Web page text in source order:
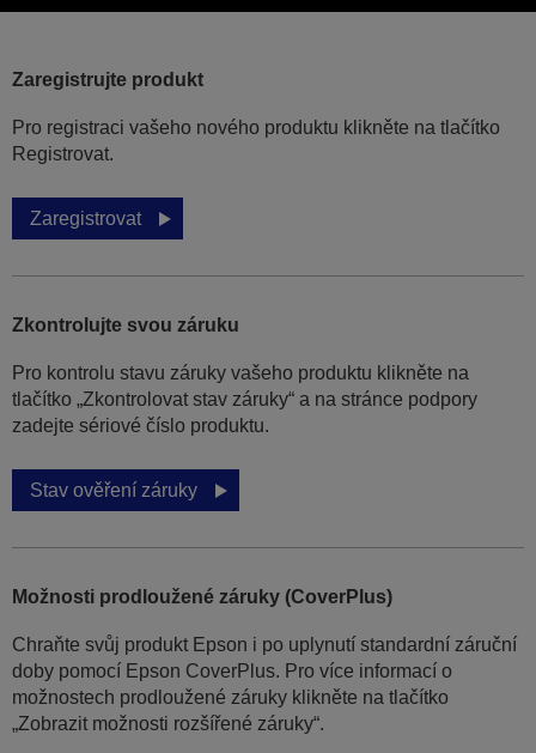
Zaregistrujte produkt
Pro registraci vašeho nového produktu klikněte na tlačítko
Registrovat.
Zaregistrovat
Zkontrolujte svou záruku
Pro kontrolu stavu záruky vašeho produktu klikněte na
tlačítko „Zkontrolovat stav záruky“ a na stránce podpory
zadejte sériové číslo produktu.
Stav ověření záruky
Možnosti prodloužené záruky (CoverPlus)
Chraňte svůj produkt Epson i po uplynutí standardní záruční
doby pomocí Epson CoverPlus. Pro více informací o
možnostech prodloužené záruky klikněte na tlačítko
„Zobrazit možnosti rozšířené záruky“.